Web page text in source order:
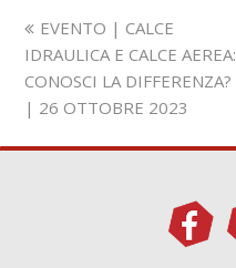
Slide
precedente:
EVENTO | CALCE
IDRAULICA E CALCE AEREA:
CONOSCI LA DIFFERENZA?
| 26 OTTOBRE 2023